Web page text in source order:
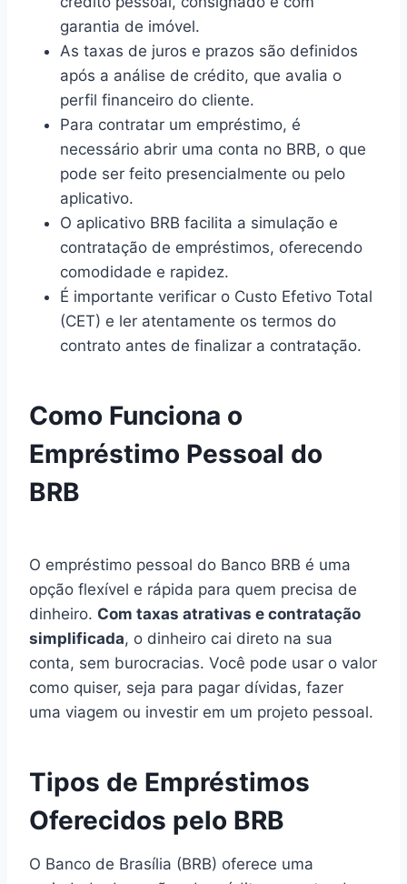
garantia de imóvel.
As taxas de juros e prazos são definidos
após a análise de crédito, que avalia o
perfil financeiro do cliente.
Para contratar um empréstimo, é
necessário abrir uma conta no BRB, o que
pode ser feito presencialmente ou pelo
aplicativo.
O aplicativo BRB facilita a simulação e
contratação de empréstimos, oferecendo
comodidade e rapidez.
É importante verificar o Custo Efetivo Total
(CET) e ler atentamente os termos do
contrato antes de finalizar a contratação.
Como Funciona o
Empréstimo Pessoal do
BRB
O empréstimo pessoal do Banco BRB é uma
opção flexível e rápida para quem precisa de
dinheiro. Com taxas atrativas e contratação
simplificada, o dinheiro cai direto na sua
conta, sem burocracias. Você pode usar o valor
como quiser, seja para pagar dívidas, fazer
uma viagem ou investir em um projeto pessoal.
Tipos de Empréstimos
Oferecidos pelo BRB
O Banco de Brasília (BRB) oferece uma